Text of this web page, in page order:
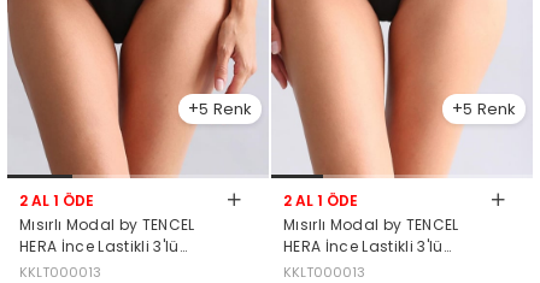
5
2 AL 1 ÖDE
Mısırlı Modal by TENCEL
HERA İnce Lastikli 3'lü
Brazillian Külot Siyah
KKLT000013
5
2 AL 1 ÖDE
Mısırlı Modal by TENCEL
HERA İnce Lastikli 3'lü
Brazillian Külot Siyah-
KKLT000013